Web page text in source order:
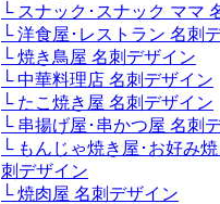
└ スナック･スナック ママ
└ 洋食屋･レストラン 名刺
└ 焼き鳥屋 名刺デザイン
└ 中華料理店 名刺デザイン
└ たこ焼き屋 名刺デザイン
└ 串揚げ屋･串かつ屋 名刺
└ もんじゃ焼き屋･お好み
刺デザイン
└ 焼肉屋 名刺デザイン